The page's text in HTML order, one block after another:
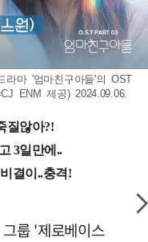
라마 '엄마친구아들'의 OST
ENM 제공) 2024.09.06.
룹 '제로베이스